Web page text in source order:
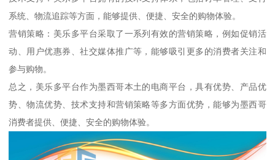
系统、物流追踪等方面，能够提供、便捷、安全的购物体验。
营销策略：美乐多平台采取了一系列有效的营销策略，例如促销活
动、用户优惠券、社交媒体推广等，能够吸引更多的消费者关注和
参与购物。
总之，美乐多平台作为墨西哥本土的电商平台，具有优势、产品优
势、物流优势、技术支持和营销策略等多方面优势，能够为墨西哥
消费者提供、便捷、安全的购物体验。